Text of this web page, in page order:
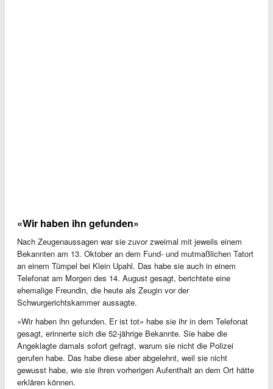
«Wir haben ihn gefunden»
Nach Zeugenaussagen war sie zuvor zweimal mit jeweils einem
Bekannten am 13. Oktober an dem Fund- und mutmaßlichen Tatort
an einem Tümpel bei Klein Upahl. Das habe sie auch in einem
Telefonat am Morgen des 14. August gesagt, berichtete eine
ehemalige Freundin, die heute als Zeugin vor der
Schwurgerichtskammer aussagte.
«Wir haben ihn gefunden. Er ist tot» habe sie ihr in dem Telefonat
gesagt, erinnerte sich die 52-jährige Bekannte. Sie habe die
Angeklagte damals sofort gefragt, warum sie nicht die Polizei
gerufen habe. Das habe diese aber abgelehnt, weil sie nicht
gewusst habe, wie sie ihren vorherigen Aufenthalt an dem Ort hätte
erklären können.